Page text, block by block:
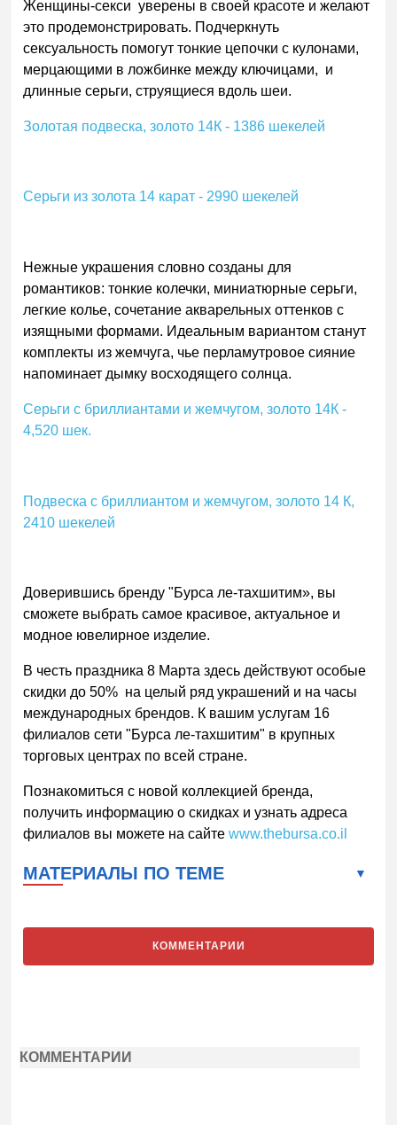
Женщины-секси уверены в своей красоте и желают
это продемонстрировать. Подчеркнуть
сексуальность помогут тонкие цепочки с кулонами,
мерцающими в ложбинке между ключицами, и
длинные серьги, струящиеся вдоль шеи.
Золотая подвеска, золото 14К - 1386 шекелей
Серьги из золота 14 карат - 2990 шекелей
Нежные украшения словно созданы для
романтиков: тонкие колечки, миниатюрные серьги,
легкие колье, сочетание акварельных оттенков с
изящными формами. Идеальным вариантом станут
комплекты из жемчуга, чье перламутровое сияние
напоминает дымку восходящего солнца.
Серьги с бриллиантами и жемчугом, золото 14К -
4,520 шек.
Подвеска с бриллиантом и жемчугом, золото 14 К,
2410 шекелей
Доверившись бренду "Бурса ле-тахшитим», вы
сможете выбрать самое красивое, актуальное и
модное ювелирное изделие.
В честь праздника 8 Марта здесь действуют особые
скидки до 50% на целый ряд украшений и на часы
международных брендов. К вашим услугам 16
филиалов сети "Бурса ле-тахшитим" в крупных
торговых центрах по всей стране.
Познакомиться с новой коллекцией бренда,
получить информацию о скидках и узнать адреса
филиалов вы можете на сайтеwww.thebursa.co.il
МАТЕРИАЛЫ ПО ТЕМЕ
КОММЕНТАРИИ
КОММЕНТАРИИ